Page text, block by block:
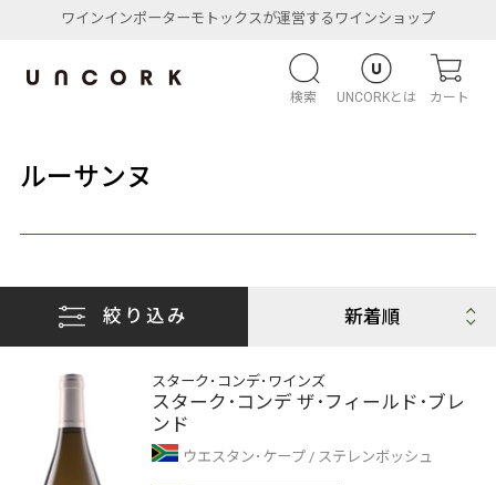
ワインインポーターモトックスが運営するワインショップ
検索 UNCORKとは カート
ルーサンヌ
絞り込み
スターク･コンデ･ワインズ
スターク･コンデ ザ･フィールド･ブレ
ンド
ウエスタン･ケープ
ステレンボッシュ